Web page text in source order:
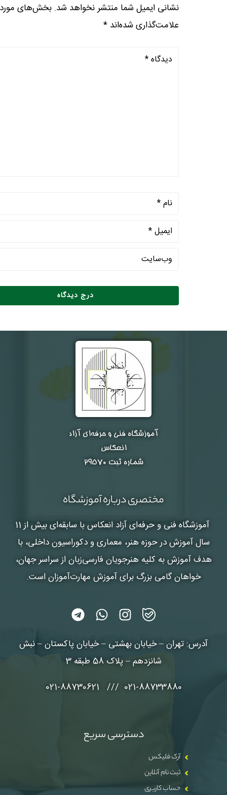
نشانی ایمیل شما منتشر نخواهد شد. بخش‌های
علامت‌گذاری شده‌اند *
آموزشگاه فنی و حرفه‌ای آزاد
انعکاس
شماره ثبت ۲۹۵۷۰
مختصری درباره آموزشگاه
آموزشگاه فنی و حرفه‌ای آزاد انعکاس
با سابقه‌ای بیش از 11
سال آموزش در حوزه هنر، معماری و دکوراسیون داخلی، با
هدف آموزش به کلیه هنرجویان فارسی‌زبان از سراسر جهان،
خواهان گامی بزرگ برای آموزش مهارت‌آموزان است.
آدرس: تهران – خیابان بهشتی – خیابان پاکستان – نبش
شانزدهم – پلاک 58 طبقه 3
021-88733880 /// 021-88730621
دسترسی سریع
آرک فلیکس
ثبت نام آنلاین
حساب کاربری